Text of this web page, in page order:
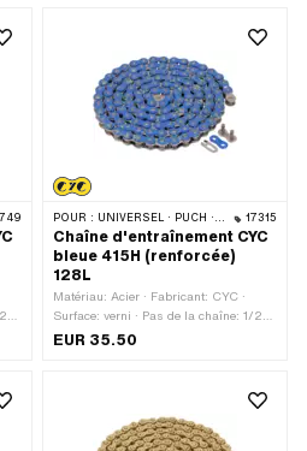
Type de cadenas à chaîne: Fermeture à
POUR : UNIVERSEL · PUCH · SACHS · PONY / CILO (BÊTA 521 & 512) · ZÜNDAPP BELMONDO · TOMOS · BYE BIKE 17315
Chaîne d'entraînement CYC
bleue 415H (renforcée)
128L
Matériau: Acier · Fabricant: CYC ·
Surface: verni · Pas de la chaîne: 1/2"
x 3/16" · Type de chaîne: 415H ·
cadenas à chaîne: Fermeture à ressort
EUR 35.50